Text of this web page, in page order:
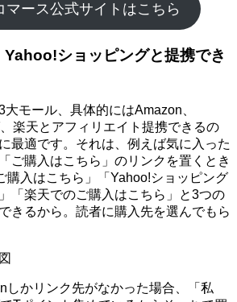
マース公式サイトはこちら
ショッピングと提携でき
モール、具体的にはAmazon、
楽天とアフィリエイト提携できるの
最適です。それは、例えば気に入った
ご購入はこちら」のリンクを置くとき
購入はこちら」「Yahoo!ショッピング
「楽天でのご購入はこちら」と3つの
きるから。読者に購入先を選んでもら
しかリンク先がなかった場合、「私